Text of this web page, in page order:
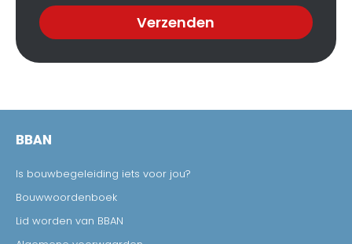
Verzenden
BBAN
Is bouwbegeleiding iets voor jou?
Bouwwoordenboek
Lid worden van BBAN